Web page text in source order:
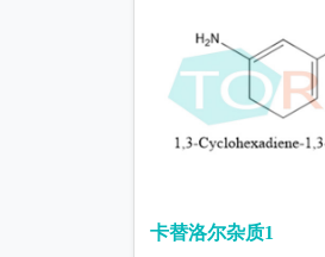
卡替洛尔杂质1